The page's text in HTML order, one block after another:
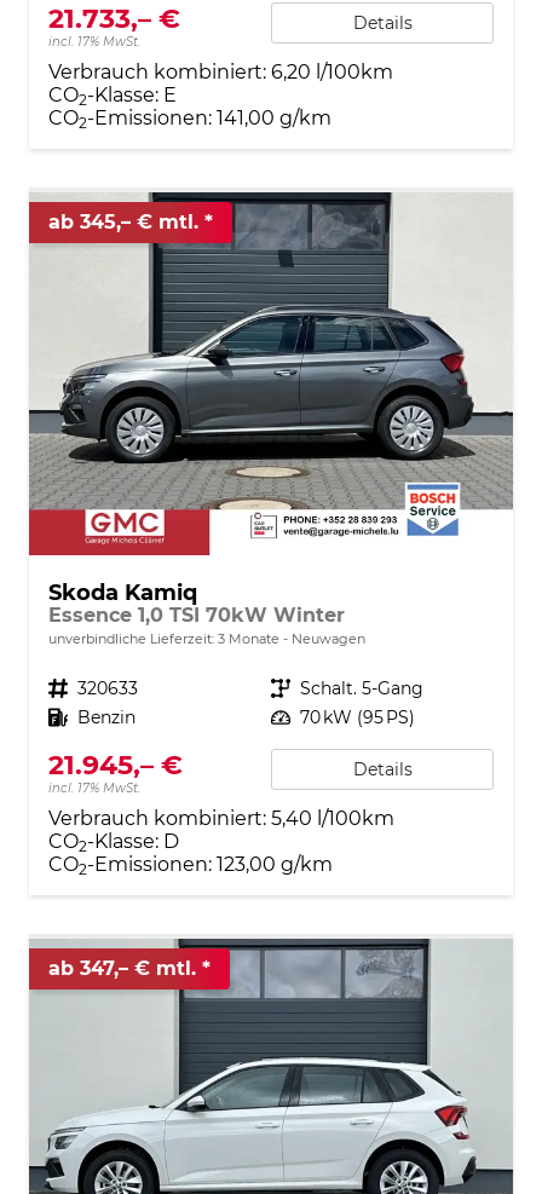
21.733,– €
incl. 17% MwSt.
Details
Verbrauch kombiniert: 6,20 l/100km
CO2-Klasse: E
CO2-Emissionen: 141,00 g/km
ab 345,– € mtl.
Skoda Kamiq
Essence 1,0 TSI 70kW Winter
unverbindliche Lieferzeit: 3 Monate Neuwagen
Fahrzeugnr. 320633 Getriebe Schalt. 5-Gang
Kraftstoff Benzin Leistung 70 kW (95 PS)
21.945,– €
incl. 17% MwSt.
Details
Verbrauch kombiniert: 5,40 l/100km
CO2-Klasse: D
CO2-Emissionen: 123,00 g/km
ab 347,– € mtl.